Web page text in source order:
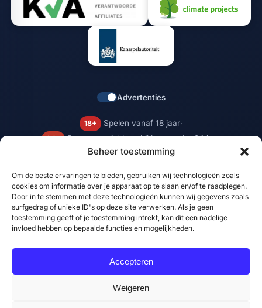
Beheer toestemming
Om de beste ervaringen te bieden, gebruiken wij technologieën zoals
cookies om informatie over je apparaat op te slaan en/of te raadplegen.
Door in te stemmen met deze technologieën kunnen wij gegevens zoals
surfgedrag of unieke ID's op deze site verwerken. Als je geen
toestemming geeft of je toestemming intrekt, kan dit een nadelige
invloed hebben op bepaalde functies en mogelijkheden.
Accepteren
Weigeren
Advertenties
18+ Spelen vanaf 18 jaar·
24+ Bonussen niet beschikbaar onder 24 jaar
© 2026 DutchGamblers.nl, DutchGamblers is een uitgave van De Digitale
Redactie (Voorthuizen, KvK 65490177, BTW NL002381851B26).
Onafhankelijke vergelijkingswebsite voor legale online casino's en GEEN
online casino. Wij werken samen met legale casino's en kunnen
vergoedingen ontvangen voor doorverwijzingen; wij blijven onafhankelijk
Verantwoorde Affiliates (KVA) volgens de richtlijnen van de
Kansspelautoriteit. Gokken kan verslavend zijn, stop op tijd. 18+ ·
openovergokken.nl · hands24x7.nl · Bonusaanbiedingen niet beschikbaar